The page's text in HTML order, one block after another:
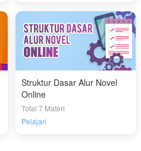
Struktur Dasar Alur Novel
Online
Total 7 Materi
Pelajari